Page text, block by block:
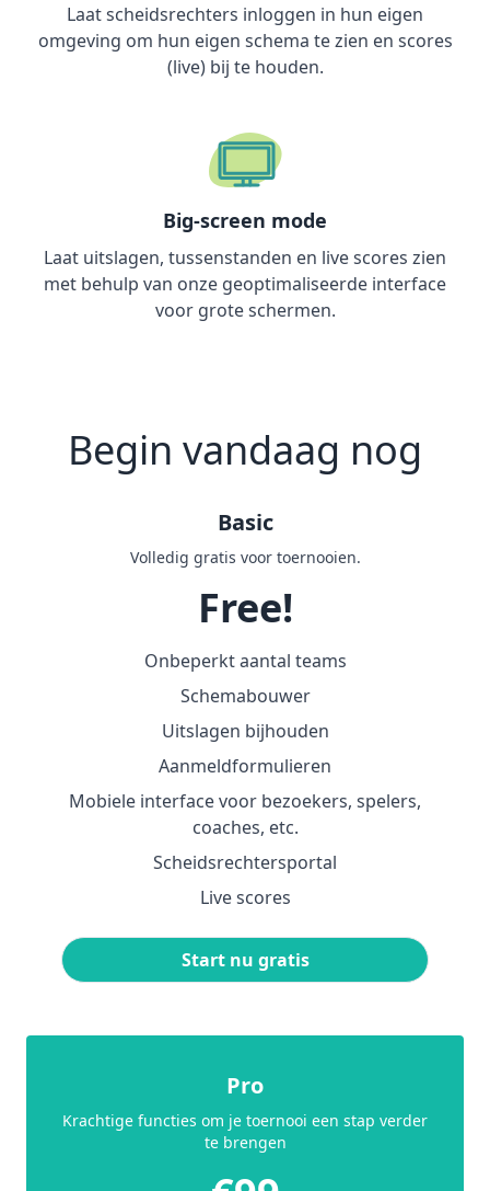
Laat scheidsrechters inloggen in hun eigen
omgeving om hun eigen schema te zien en scores
(live) bij te houden.
Big-screen mode
Laat uitslagen, tussenstanden en live scores zien
met behulp van onze geoptimaliseerde interface
voor grote schermen.
Begin vandaag nog
Basic
Volledig gratis voor toernooien.
Free!
Onbeperkt aantal teams
Schemabouwer
Uitslagen bijhouden
Aanmeldformulieren
Mobiele interface voor bezoekers, spelers,
coaches, etc.
Scheidsrechtersportal
Live scores
Start nu gratis
Pro
Krachtige functies om je toernooi een stap verder
te brengen